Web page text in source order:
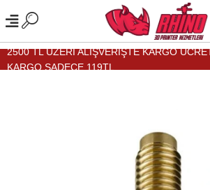
2500 TL ÜZERİ ALIŞVERİŞTE KARGO
KARGO SADECE 119TL...